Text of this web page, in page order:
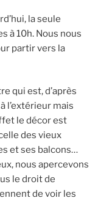
la seule
à 10h. Nous nous
partir vers la
qui est, d’après
l’extérieur mais
le décor est
des vieux
et ses balcons…
nous apercevons
le droit de
de voir les